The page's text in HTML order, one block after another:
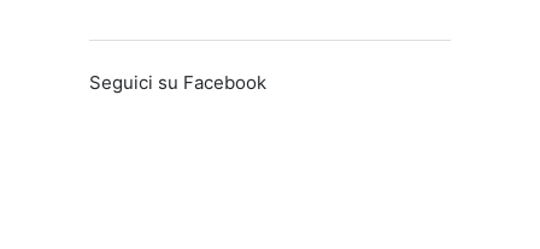
Seguici su Facebook